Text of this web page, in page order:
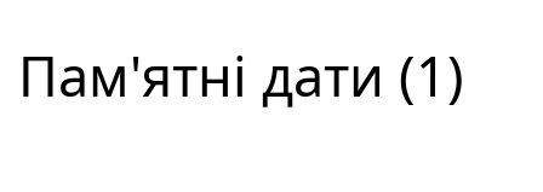
Пам'ятні дати (1)